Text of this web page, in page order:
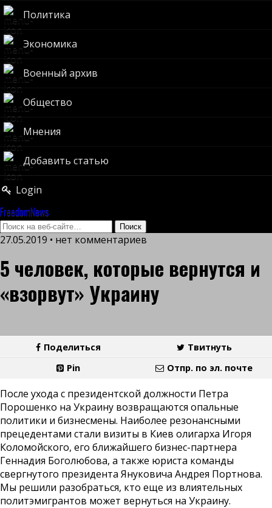
Политика
Экономика
Военный архив
Общество
Мнения
Добавить статью
Login
FreedomNews
27.05.2019 • нет комментариев
5 человек, которые вернутся и
«взорвут» Украину
Поделиться
Твитнуть
Pin
Отпр. по эл. почте
После ухода с президентской должности Петра
Порошенко на Украину возвращаются опальные
политики и бизнесмены. Наиболее резонансными
прецедентами стали визиты в Киев олигарха Игоря
Коломойского, его ближайшего бизнес-партнера
Геннадия Боголюбова, а также юриста команды
свергнутого президента Януковича Андрея Портнова.
Мы решили разобраться, кто еще из влиятельных
политэмигрантов может вернуться на Украину.